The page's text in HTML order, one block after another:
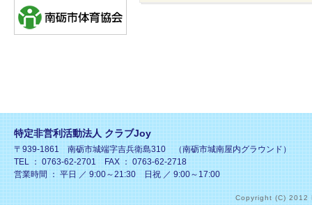
特定非営利活動法人 クラブJoy
〒939-1861 南砺市城端字吉兵衛島310 （南砺市城南屋内グラウンド）
TEL ： 0763-62-2701 FAX ： 0763-62-2718
営業時間 ： 平日 ／ 9:00～21:30 日祝 ／ 9:00～17:00
Copyright (C) 2012